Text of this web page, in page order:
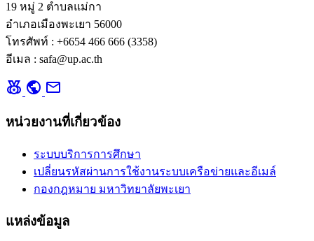
19 หมู่ 2 ตำบลแม่กา
อำเภอเมืองพะเยา 56000
โทรศัพท์ : +6654 466 666 (3358)
อีเมล : safa@up.ac.th
social_leaderboard public mail
หน่วยงานที่เกี่ยวข้อง
ระบบบริการการศึกษา
เปลี่ยนรหัสผ่านการใช้งานระบบเครือข่ายและอีเมล์
กองกฎหมาย มหาวิทยาลัยพะเยา
แหล่งข้อมูล